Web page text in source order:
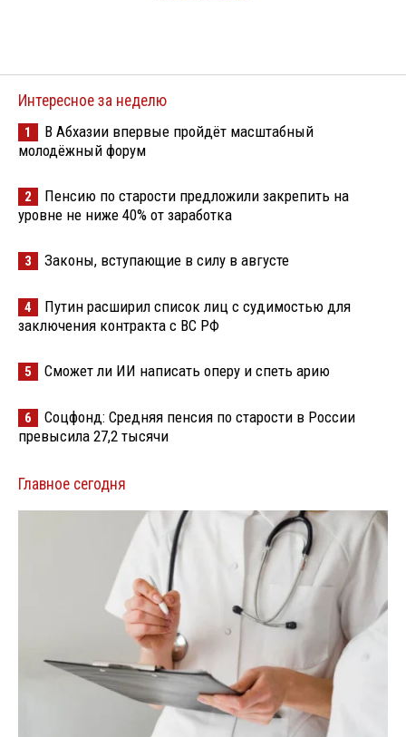
Интересное за неделю
1
В Абхазии впервые пройдёт масштабный
молодёжный форум
2
Пенсию по старости предложили закрепить на
уровне не ниже 40% от заработка
3 Законы, вступающие в силу в августе
4
Путин расширил список лиц с судимостью для
заключения контракта с ВС РФ
5 Сможет ли ИИ написать оперу и спеть арию
6
Соцфонд: Средняя пенсия по старости в России
превысила 27,2 тысячи
Главное сегодня